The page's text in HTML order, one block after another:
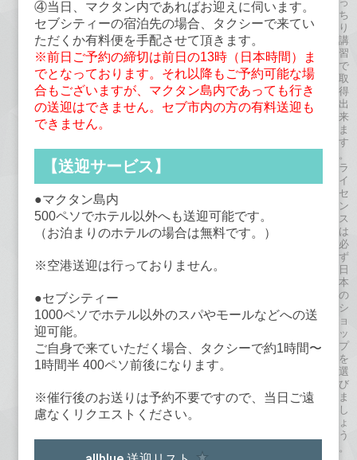
④当日、マクタン内であればお迎えに伺います。
セブシティーの宿泊先の場合、タクシーで来てい
ただくか有料便を手配させて頂きます。
※前日ご予約の締切は前日の13時（日本時間）ま
でとなっております。それ以降もご予約可能な場
合もございますが、マクタン島内であっても行き
の送迎はできません。セブ市内の方の有料送迎も
できません。
【送迎サービス】
●マクタン島内
500ペソでホテル以外へも送迎可能です。
（お泊まりのホテルの場合は無料です。）
※空港送迎は行っておりません。
●セブシティー
1000ペソでホテル以外のスパやモールなどへの送
迎可能。
ご自身で来ていただく場合、タクシーで約1時間〜
1時間半 400ペソ前後になります。
※催行後のお送りは予約不要ですので、当日ご遠
慮なくリクエストください。
ち
り
講
習
で
取
得
出
来
ま
す
。
ラ
イ
セ
ン
ス
は
必
ず
日
本
の
シ
ョ
ッ
プ
を
選
び
ま
し
ょ
う
。